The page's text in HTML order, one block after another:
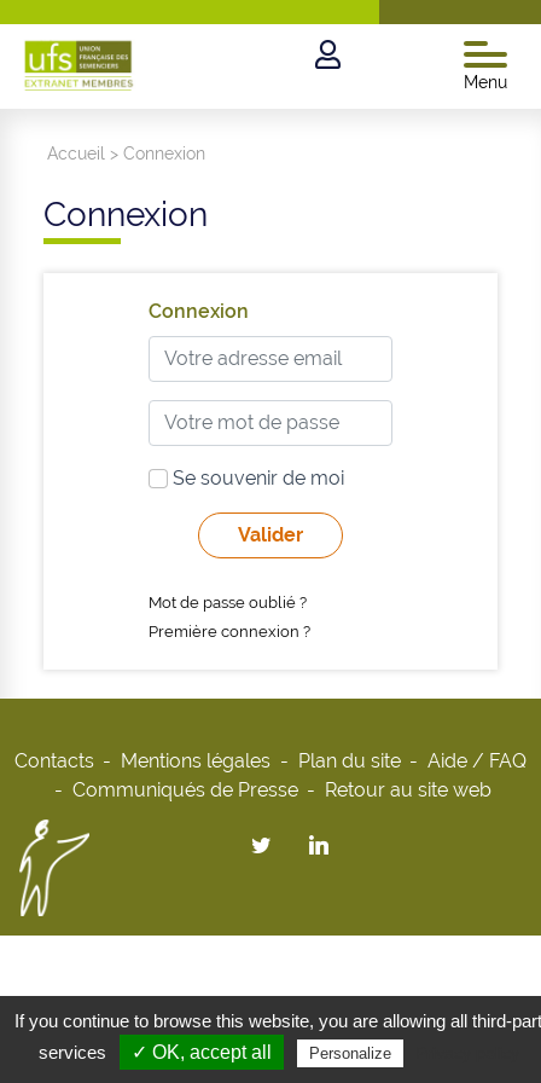
Menu
Accueil >Connexion
Connexion
Connexion
Se souvenir de moi
Mot de passe oublié ?
Première connexion ?
Contacts Mentions légales Plan du site
Aide / FAQ
Communiqués de Presse
Retour au site web
If you continue to browse this website, you are allowing all third-
services
✓ OK, accept all Personalize